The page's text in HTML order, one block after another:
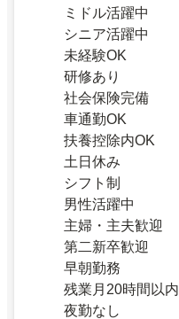
ミドル活躍中
シニア活躍中
未経験OK
研修あり
社会保険完備
車通勤OK
扶養控除内OK
土日休み
シフト制
男性活躍中
主婦・主夫歓迎
第二新卒歓迎
早朝勤務
残業月20時間以内
夜勤なし